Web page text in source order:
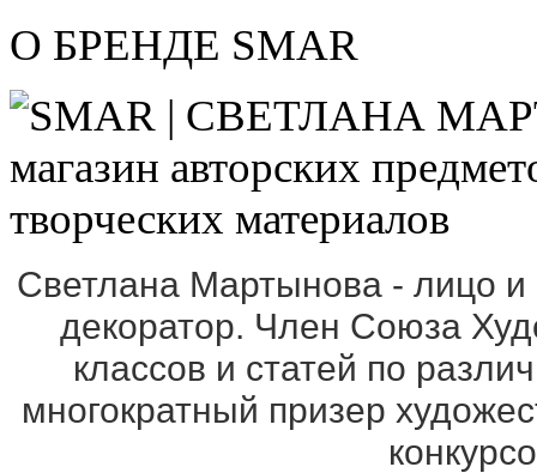
О БРЕНДЕ SMAR
Светлана Мартынова - лицо
декоратор. Член Союза
классов и статей по
многократный призер